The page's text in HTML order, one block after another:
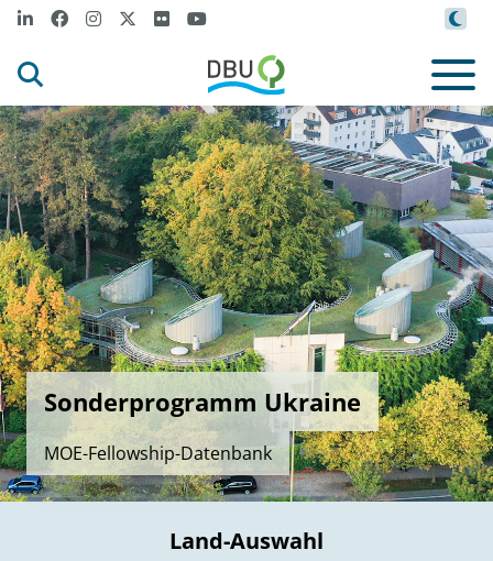
Sonderprogramm Ukraine
MOE-Fellowship-Datenbank
Land-Auswahl